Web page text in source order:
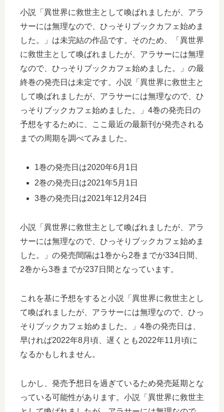
小説「異世界に救世主として喚ばれましたが、アラ
サーには無理なので、ひっそりブックカフェ始めま
した。」は未完結の作品です。そのため、「異世界
に救世主として喚ばれましたが、アラサーには無理
なので、ひっそりブックカフェ始めました。」の最
終巻の発売日は未定です。小説「異世界に救世主と
して喚ばれましたが、アラサーには無理なので、ひ
っそりブックカフェ始めました。」4巻の発売日の
予想をするために、ここ最近の最新刊が発売される
までの周期を調べてみました。
1巻の発売日は2020年6月1日
2巻の発売日は2021年5月1日
3巻の発売日は2021年12月24日
小説「異世界に救世主として喚ばれましたが、アラ
サーには無理なので、ひっそりブックカフェ始めま
した。」の発売間隔は1巻から2巻までが334日間、
2巻から3巻までが237日間となっています。
これを基に予想をすると小説「異世界に救世主とし
て喚ばれましたが、アラサーには無理なので、ひっ
そりブックカフェ始めました。」4巻の発売日は、
早ければ2022年8月頃、遅くとも2022年11月頃に
なるかもしれません。
しかし、発売予想日を過ぎているため発売延期とな
っている可能性があります。小説「異世界に救世主